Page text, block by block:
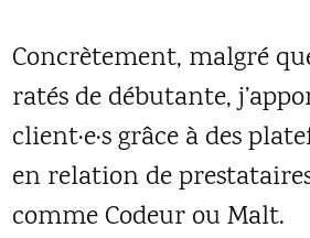
Concrètement, malgré
ratés de débutante,
client·e·s grâce à des
en relation de
comme Codeur ou Malt.